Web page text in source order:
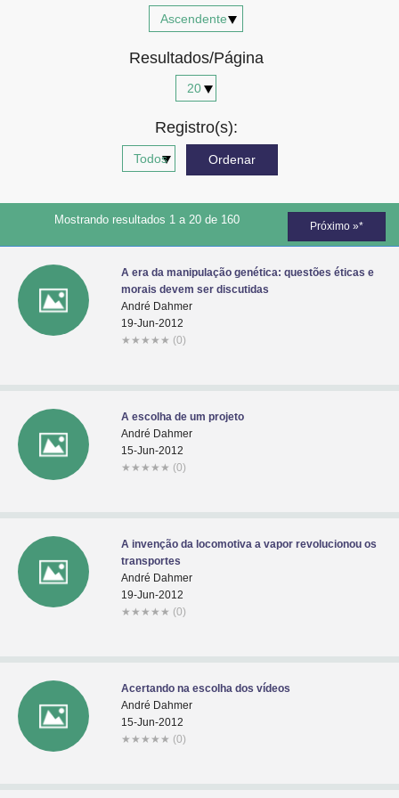
Resultados/Página
Registro(s):
Mostrando resultados 1 a 20 de 160 Próximo »*
A era da manipulação genética: questões éticas e
morais devem ser discutidas
André Dahmer
19-Jun-2012
★ ★ ★ ★ ★ (0)
A escolha de um projeto
André Dahmer
15-Jun-2012
★ ★ ★ ★ ★ (0)
A invenção da locomotiva a vapor revolucionou os
transportes
André Dahmer
19-Jun-2012
★ ★ ★ ★ ★ (0)
Acertando na escolha dos vídeos
André Dahmer
15-Jun-2012
★ ★ ★ ★ ★ (0)